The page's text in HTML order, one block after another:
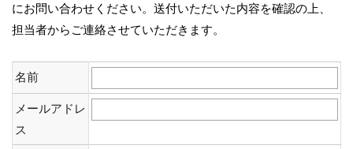
にお問い合わせください。送付いただいた内容を確認の上、
担当者からご連絡させていただきます。
名前
メールアドレ
ス